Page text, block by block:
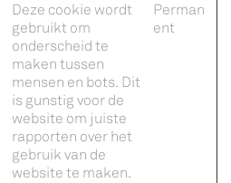
Deze cookie wordt
gebruikt om
onderscheid te
maken tussen
mensen en bots. Dit
is gunstig voor de
website om juiste
rapporten over het
gebruik van de
website te maken.
Perman
ent